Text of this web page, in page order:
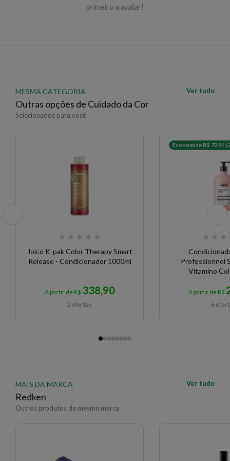
primeiro a avaliar!
MESMA CATEGORIA
Outras opções de Cuidado da Cor
Selecionados para você
Ver tudo
★ ★ ★ ★ ★
Joico K-pak Color Therapy Smart
Release - Condicionador 1000ml
A partir de R$ 338,90
2 ofertas
Economize R$ 72,91
★ ★ ★
Professionnel
Vitamino
A partir de R$
6
MAIS DA MARCA
Redken
Outros produtos da mesma marca
Ver tudo